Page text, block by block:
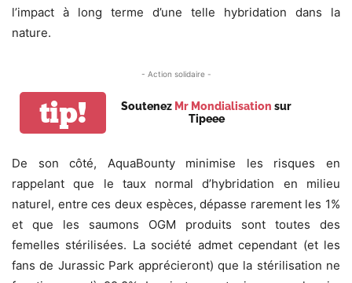
l’impact à long terme d’une telle hybridation dans la
nature.
- Action solidaire -
tip! Soutenez Mr Mondialisation sur
Tipeee
De son côté, AquaBounty minimise les risques en
rappelant que le taux normal d’hybridation en milieu
naturel, entre ces deux espèces, dépasse rarement les 1%
et que les saumons OGM produits sont toutes des
femelles stérilisées. La société admet cependant (et les
fans de Jurassic Park apprécieront) que la stérilisation ne